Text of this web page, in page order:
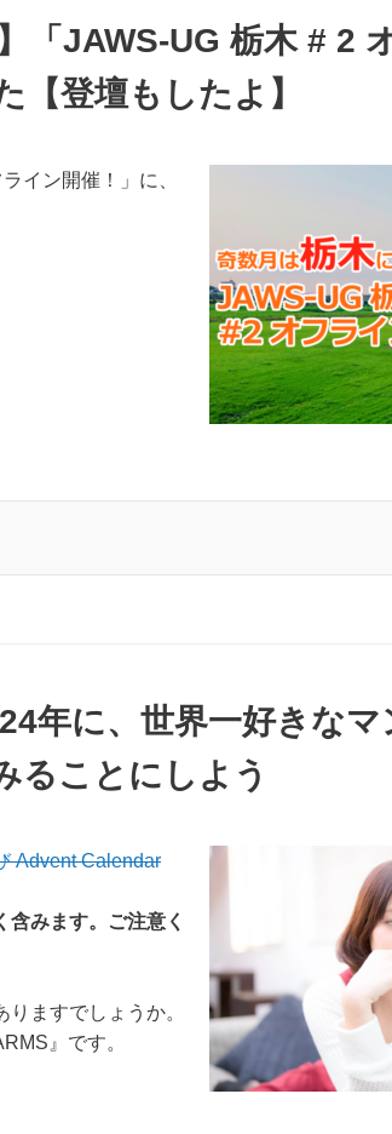
「JAWS-UG 栃木 # 2
【登壇もしたよ】
イン開催！」に、
年に、世界一好きなマ
ることにしよう
Advent Calendar
みます。ご注意く
ますでしょうか。
』です。